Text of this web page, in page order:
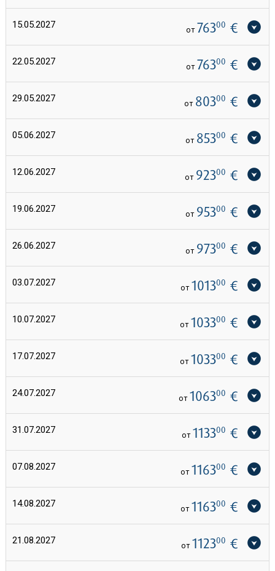
15.05.2027 от 76300 €
22.05.2027 от 76300 €
29.05.2027 от 80300 €
05.06.2027 от 85300 €
12.06.2027 от 92300 €
19.06.2027 от 95300 €
26.06.2027 от 97300 €
03.07.2027 от 101300 €
10.07.2027 от 103300 €
17.07.2027 от 103300 €
24.07.2027 от 106300 €
31.07.2027 от 113300 €
07.08.2027 от 116300 €
14.08.2027 от 116300 €
21.08.2027 от 112300 €